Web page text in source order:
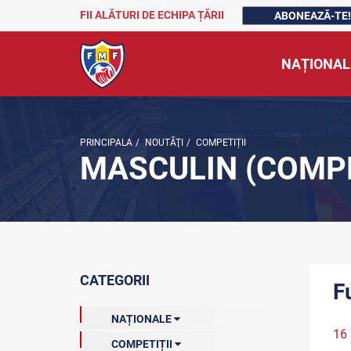
FII ALĂTURI DE ECHIPA ȚĂRII ABONEAZĂ-TE!
PRINCIPALA / NOUTĂŢI / COMPETIȚII
MASCULIN
CATEGORII
NAȚIONALE
COMPETIȚII
16